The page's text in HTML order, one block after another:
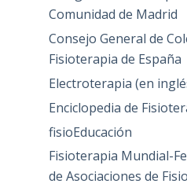
Comunidad de Madrid
Consejo General de
Fisioterapia de España
Electroterapia (en
Enciclopedia de
fisioEducación
Fisioterapia Mundial-
de Asociaciones de